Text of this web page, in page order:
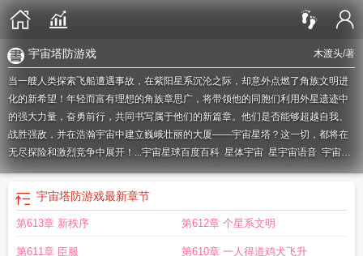
木渡头/著
宇宙塔防游戏
当一艘人类探索飞船遭遇事故，在紫阳星系沉沦之际，却意外点燃了角族文明进
化的新希望！年轻而富有理想的角族章思广，将带领他的同胞们利用外星遗迹中
的强大力量，奋勇前行，共同书写属于他们的新篇章。他们是否能够超越自我、
战胜强敌，并在浩瀚宇宙中建立巍峨壮丽的大厦——宇宙星塔？这一切，都将在
无尽探险和激烈竞争中展开！...宇宙星球百度百科 星体宇宙 星宇宙语音 宇宙星
球简介宇宙星球百科宇宙塔防游戏宇宙星域星宇宙app宇宙星球bsc三角洲
宇宙之星 宇宙星体介绍 宇宙信号塔
宙 宇宙之星韩剧
之星的文案宇宙星体大全 宇宙之星代表什么宇宙星船公司星宇宙派对
宇宙塔防游戏最新章节
第613章 新秩序 第612章 个星系文明
第611章 臣服 第610章 一人得道鸡犬飞升